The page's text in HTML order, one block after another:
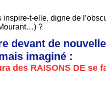
t-elle, digne de
?
devant de
imaginé :
des RAISONS DE se